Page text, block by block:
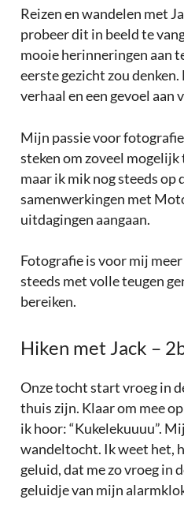
Reizen en wandelen met
probeer dit in beeld te
mooie herinneringen aan
eerste gezicht zou
verhaal en een gevoel aan
Mijn passie voor
steken om zoveel
maar ik mik nog steeds op
samenwerkingen met
uitdagingen aangaan.
Fotografie is voor mij
steeds met volle teugen
bereiken.
Hiken met Jack –
Onze tocht start vroeg in
thuis zijn. Klaar om mee
ik hoor: “Kukelekuuuu”.
wandeltocht. Ik weet het,
geluid, dat me zo vroeg in
geluidje van mijn